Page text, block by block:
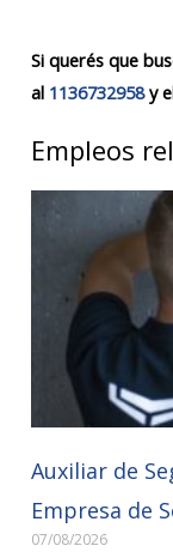
Si querés que
al 1136732958y
Empleos
Auxiliar de
Empresa de
07/08/2026